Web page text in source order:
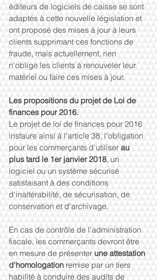
éditeurs de logiciels de caisse se sont
adaptés à cette nouvelle législation et
ont proposé des mises à jour à leurs
clients supprimant ces fonctions de
fraude, mais actuellement, rien
n'oblige les clients à renouveler leur
matériel ou faire ces mises à jour.
Les propositions du projet de Loi de
finances pour 2016.
Le projet de loi de finances pour 2016
instaure ainsi à l'article 38, l'obligation
pour les commerçants d'utiliser au
plus tard le 1er janvier 2018, un
logiciel ou un système sécurisé
satisfaisant à des conditions
d'inaltérabilité, de sécurisation, de
conservation et d'archivage.
En cas de contrôle de l'administration
fiscale, les commerçants devront être
en mesure de présenter une attestation
d'homologation remise par un tiers
habilité à conduire des audits de